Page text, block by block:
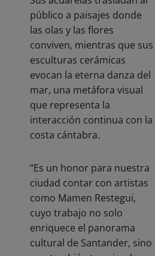
público a paisajes donde
las olas y las flores
conviven, mientras que sus
esculturas cerámicas
evocan la eterna danza del
mar, una metáfora visual
que representa la
interacción continua con la
costa cántabra.
“Es un honor para nuestra
ciudad contar con artistas
como Mamen Restegui,
cuyo trabajo no solo
enriquece el panorama
cultural de Santander, sino